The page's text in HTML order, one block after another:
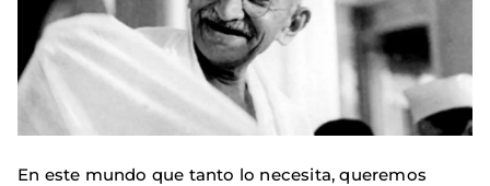
En este mundo que tanto lo necesita, queremos